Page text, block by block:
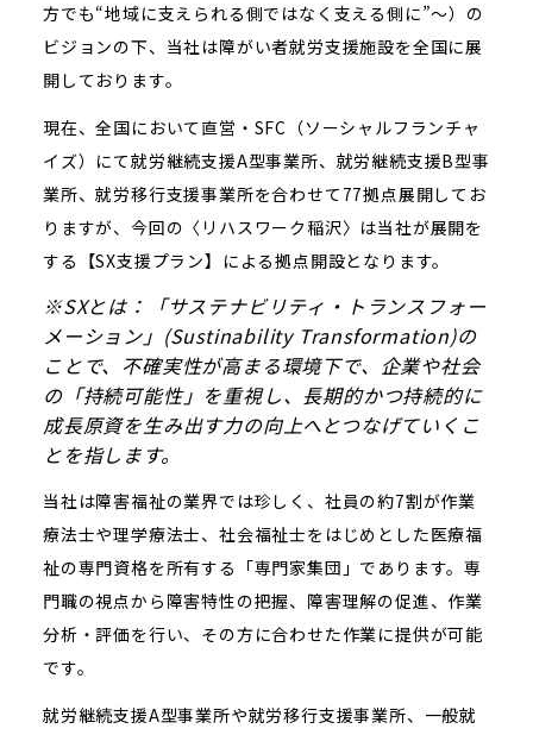
方でも“地域に支えられる側ではなく支える側に”～）の
ビジョンの下、当社は障がい者就労支援施設を全国に展
開しております。
現在、全国において直営・SFC（ソーシャルフランチャ
イズ）にて就労継続支援A型事業所、就労継続支援B型事
業所、就労移行支援事業所を合わせて77拠点展開してお
りますが、今回の〈リハスワーク稲沢〉は当社が展開を
する【SX支援プラン】による拠点開設となります。
※SXとは：「サステナビリティ・トランスフォー
メーション」(Sustinability Transformation)の
ことで、不確実性が高まる環境下で、企業や社会
の「持続可能性」を重視し、長期的かつ持続的に
成長原資を生み出す力の向上へとつなげていくこ
とを指します。
当社は障害福祉の業界では珍しく、社員の約7割が作業
療法士や理学療法士、社会福祉士をはじめとした医療福
祉の専門資格を所有する「専門家集団」であります。専
門職の視点から障害特性の把握、障害理解の促進、作業
分析・評価を行い、その方に合わせた作業に提供が可能
です。
就労継続支援A型事業所や就労移行支援事業所、一般就